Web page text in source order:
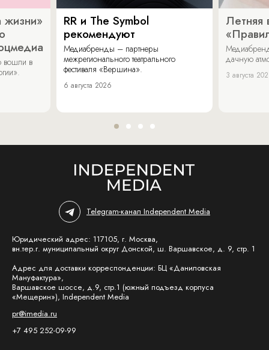
жизни»
вошли в
RR и The Symbol
рекомендуют
Медиабренды – партнеры
межрегионального театрального
фестиваля «Вершина».
6 августа 2026
Летняя
дачную
3 августа
Telegram-канал Independent Media
Юридический адрес: 117105, г. Москва,
вн.тер.г. муниципальный округ Донской, ш. Варшавское, д. 9, стр. 1
Адрес для доставки корреспонденции: БЦ «Даниловская
Мануфактура»,
Варшавское шоссе, д.9, стр.1 (южный подъезд корпуса
«Мещерин»), Independent Media
pr@imedia.ru
+7 495 252-09-99